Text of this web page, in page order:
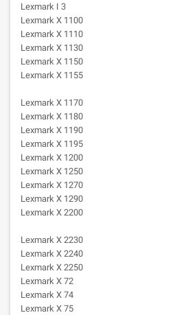
Lexmark I 3
Lexmark X 1100
Lexmark X 1110
Lexmark X 1130
Lexmark X 1150
Lexmark X 1155
Lexmark X 1170
Lexmark X 1180
Lexmark X 1190
Lexmark X 1195
Lexmark X 1200
Lexmark X 1250
Lexmark X 1270
Lexmark X 1290
Lexmark X 2200
Lexmark X 2230
Lexmark X 2240
Lexmark X 2250
Lexmark X 72
Lexmark X 74
Lexmark X 75